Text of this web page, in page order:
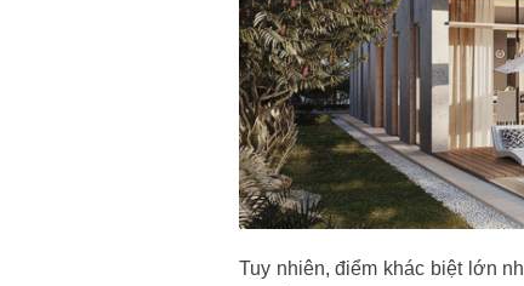
Tuy nhiên, điểm khác biệt lớn